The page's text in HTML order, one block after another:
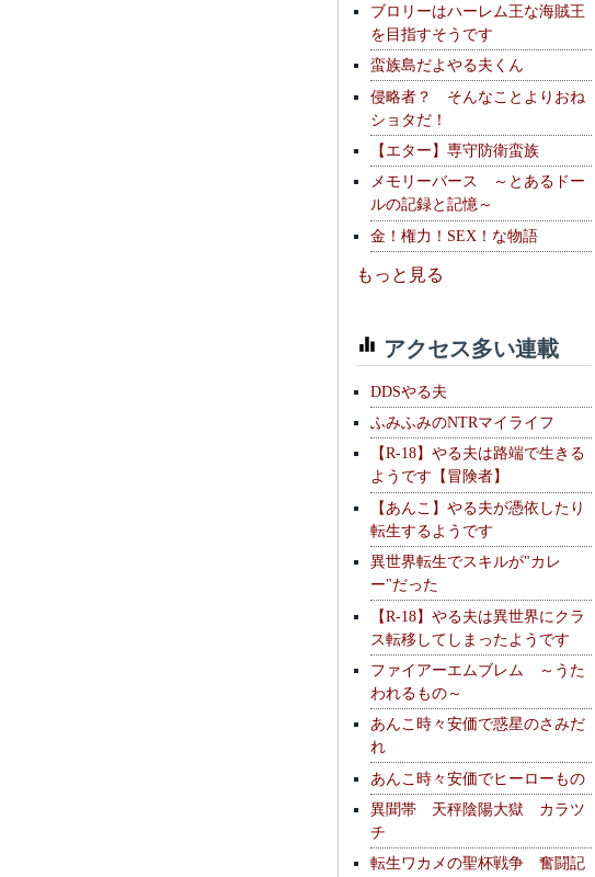
ブロリーはハーレム王な海賊王
を目指すそうです
蛮族島だよやる夫くん
侵略者？ そんなことよりおね
ショタだ！
【エター】専守防衛蛮族
メモリーバース ～とあるドー
ルの記録と記憶～
金！権力！SEX！な物語
もっと見る
アクセス多い連載
DDSやる夫
ふみふみのNTRマイライフ
【R-18】やる夫は路端で生きる
ようです【冒険者】
【あんこ】やる夫が憑依したり
転生するようです
異世界転生でスキルが"カレ
ー"だった
【R-18】やる夫は異世界にクラ
ス転移してしまったようです
ファイアーエムブレム ～うた
われるもの～
あんこ時々安価で惑星のさみだ
れ
あんこ時々安価でヒーローもの
異聞帯 天秤陰陽大獄 カラツ
チ
転生ワカメの聖杯戦争 奮闘記